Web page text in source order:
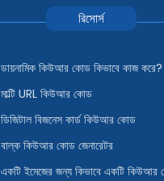
রিসোর্স
ডায়নামিক কিউআর কোড কিভাবে কাজ করে?
মাল্টি URL কিউআর কোড
ডিজিটাল বিজনেস কার্ড কিউআর কোড
বাল্ক কিউআর কোড জেনারেটর
একটি ইমেজের জন্য কিভাবে একটি কিউআর